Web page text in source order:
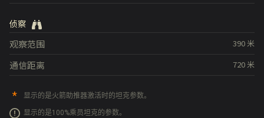
侦察
390米
观察范围
720米
通信距离
显示的是火箭助推器激活时的坦克参数。
显示的是100%乘员坦克的参数。